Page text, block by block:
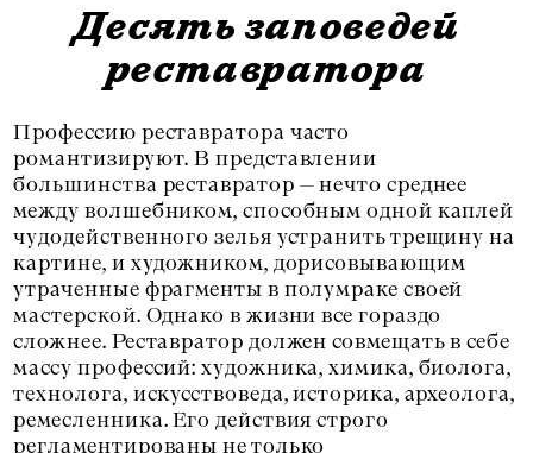
Профессию реставратора часто
романтизируют. В представлении
большинства реставратор — нечто среднее
между волшебником, способным одной каплей
чудодейственного зелья устранить трещину на
картине, и художником, дорисовывающим
утраченные фрагменты в полумраке своей
мастерской. Однако в жизни все гораздо
сложнее. Реставратор должен совмещать в себе
массу профессий: художника, химика, биолога,
технолога, искусствоведа, историка, археолога,
ремесленника. Его действия строго
регламентированы не только
Десять заповедей
реставратора